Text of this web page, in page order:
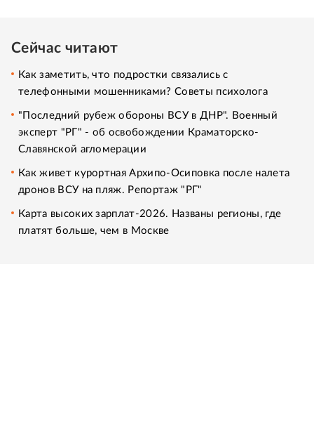
Сейчас читают
Как заметить, что подростки связались с
телефонными мошенниками? Советы психолога
"Последний рубеж обороны ВСУ в ДНР". Военный
эксперт "РГ" - об освобождении Краматорско-
Славянской агломерации
Как живет курортная Архипо-Осиповка после налета
дронов ВСУ на пляж. Репортаж "РГ"
Карта высоких зарплат-2026. Названы регионы, где
платят больше, чем в Москве